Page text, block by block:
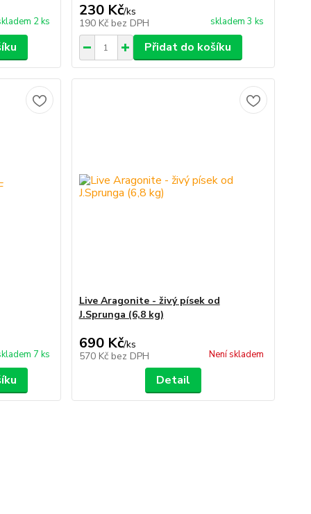
2 ks
230 Kč/ks
190 Kč bez DPH skladem 3 ks
Přidat do košíku
7 ks
Live Aragonite - živý písek od
J.Sprunga (6,8 kg)
690 Kč/ks
570 Kč bez DPH Není skladem
Detail